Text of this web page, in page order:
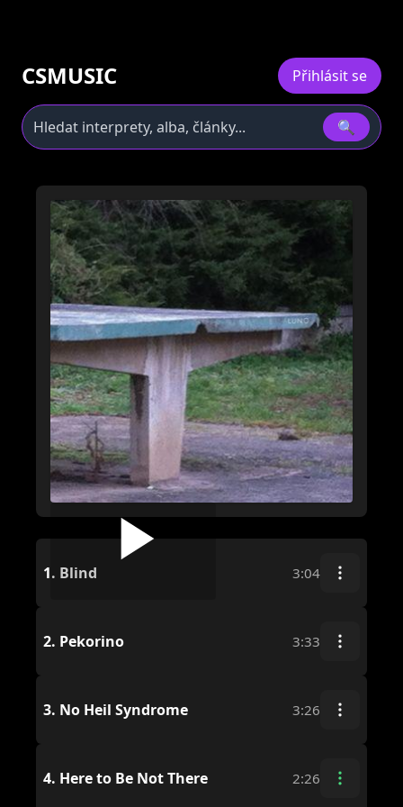
CSMUSIC Přihlásit se
🔍
1. Blind 3:04
2. Pekorino 3:33
3. No Heil Syndrome 3:26
4. Here to Be Not There 2:26